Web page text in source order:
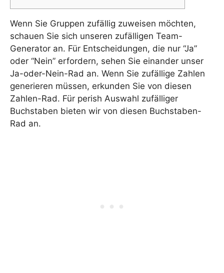
Wenn Sie Gruppen zufällig zuweisen möchten,
schauen Sie sich unseren zufälligen Team-
Generator an. Für Entscheidungen, die nur “Ja”
oder “Nein” erfordern, sehen Sie einander unser
Ja-oder-Nein-Rad an. Wenn Sie zufällige Zahlen
generieren müssen, erkunden Sie von diesen
Zahlen-Rad. Für perish Auswahl zufälliger
Buchstaben bieten wir von diesen Buchstaben-
Rad an.